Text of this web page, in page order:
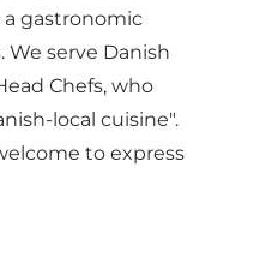
gastronomic
serve Danish
Chefs, who
local cuisine".
to express